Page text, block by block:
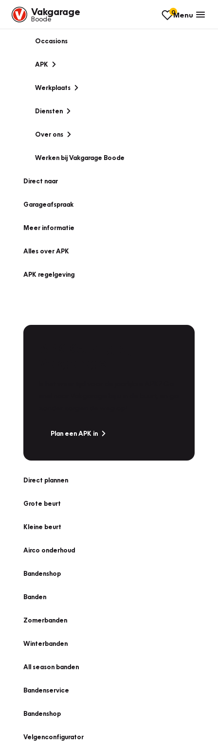
Vakgarage
Boode
0Menu
Occasions
APK
Werkplaats
Diensten
Over ons
Werken bij Vakgarage Boode
Direct naar
Garageafspraak
Meer informatie
Alles over APK
APK regelgeving
Plan een APK in
Direct plannen
Grote beurt
Kleine beurt
Airco onderhoud
Bandenshop
Banden
Zomerbanden
Winterbanden
All season banden
Bandenservice
Bandenshop
Velgenconfigurator